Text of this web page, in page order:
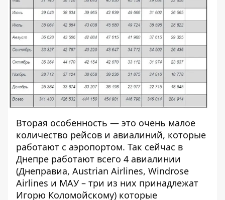
Вторая особенность — это очень малое
количество рейсов и авиалиний, которые
работают с аэропортом. Так сейчас в
Днепре работают всего 4 авиалинии
(Днеправиа, Austrian Airlines, Windrose
Airlines и МАУ – три из них принадлежат
Игорю Коломойскому) которые